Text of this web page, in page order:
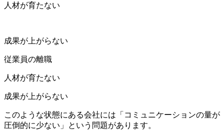
人材が育たない
成果が上がらない
従業員の離職
人材が育たない
成果が上がらない
このような状態にある会社には「コミュニケーションの量が
圧倒的に少ない」という問題があります。